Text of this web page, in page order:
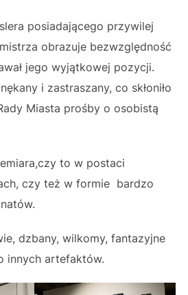
posiadającego przywilej
obrazuje bezwzględność
jego wyjątkowej pozycji.
i zastraszany, co skłoniło
Miasta prośby o osobistą
to w postaci
czy też w formie bardzo
dzbany, wilkomy, fantazyjne
innych artefaktów.